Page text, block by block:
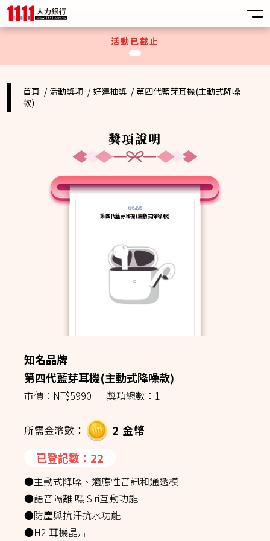
活動已截止
首頁 活動獎項 好運抽獎
第四代藍芽耳機(主動式降噪
款)
獎項說明
知名品牌
第四代藍芽耳機(主動式降噪款)
知名品牌
第四代藍芽耳機(主動式降噪款)
市價：NT$5990 | 獎項總數：1
所需金幣數：
2 金幣
已登記數：22
●主動式降噪、適應性音訊和通透模
●語音隔離 嘿 Siri互動功能
●防塵與抗汗抗水功能
●H2 耳機晶片